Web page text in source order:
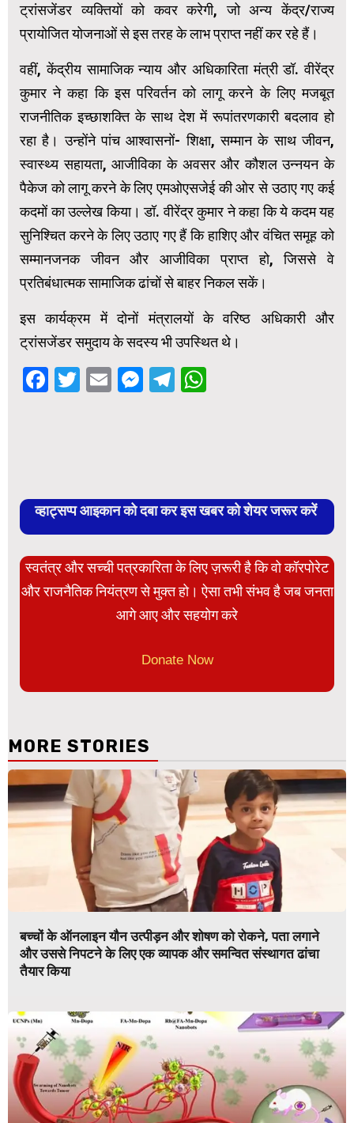
ट्रांसजेंडर व्यक्तियों को कवर करेगी, जो अन्य केंद्र/राज्य
प्रायोजित योजनाओं से इस तरह के लाभ प्राप्त नहीं कर रहे हैं।
वहीं, केंद्रीय सामाजिक न्याय और अधिकारिता मंत्री डॉ. वीरेंद्र
कुमार ने कहा कि इस परिवर्तन को लागू करने के लिए मजबूत
राजनीतिक इच्छाशक्ति के साथ देश में रूपांतरणकारी बदलाव हो
रहा है। उन्होंने पांच आश्वासनों- शिक्षा, सम्मान के साथ जीवन,
स्वास्थ्य सहायता, आजीविका के अवसर और कौशल उन्नयन के
पैकेज को लागू करने के लिए एमओएसजेई की ओर से उठाए गए कई
कदमों का उल्लेख किया। डॉ. वीरेंद्र कुमार ने कहा कि ये कदम यह
सुनिश्चित करने के लिए उठाए गए हैं कि हाशिए और वंचित समूह को
सम्मानजनक जीवन और आजीविका प्राप्‍त हो, जिससे वे
प्रतिबंधात्मक सामाजिक ढांचों से बाहर निकल सकें।
इस कार्यक्रम में दोनों मंत्रालयों के वरिष्ठ अधिकारी और
ट्रांसजेंडर समुदाय के सदस्य भी उपस्थित थे।
Facebook
Twitter
EmailMessenger
Telegram
व्हाट्सप्प आइकान को दबा कर इस खबर को शेयर जरूर करें
स्वतंत्र और सच्ची पत्रकारिता के लिए ज़रूरी है कि वो कॉरपोरेट
और राजनैतिक नियंत्रण से मुक्त हो। ऐसा तभी संभव है जब जनता
आगे आए और सहयोग करे
Donate Now
MORE STORIES
बच्चों के ऑनलाइन यौन उत्पीड़न और शोषण को रोकने, पता लगाने
और उससे निपटने के लिए एक व्यापक और समन्वित संस्थागत ढांचा
तैयार किया